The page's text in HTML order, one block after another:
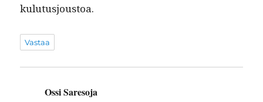
kulutusjoustoa.
Vastaa
Ossi Saresoja